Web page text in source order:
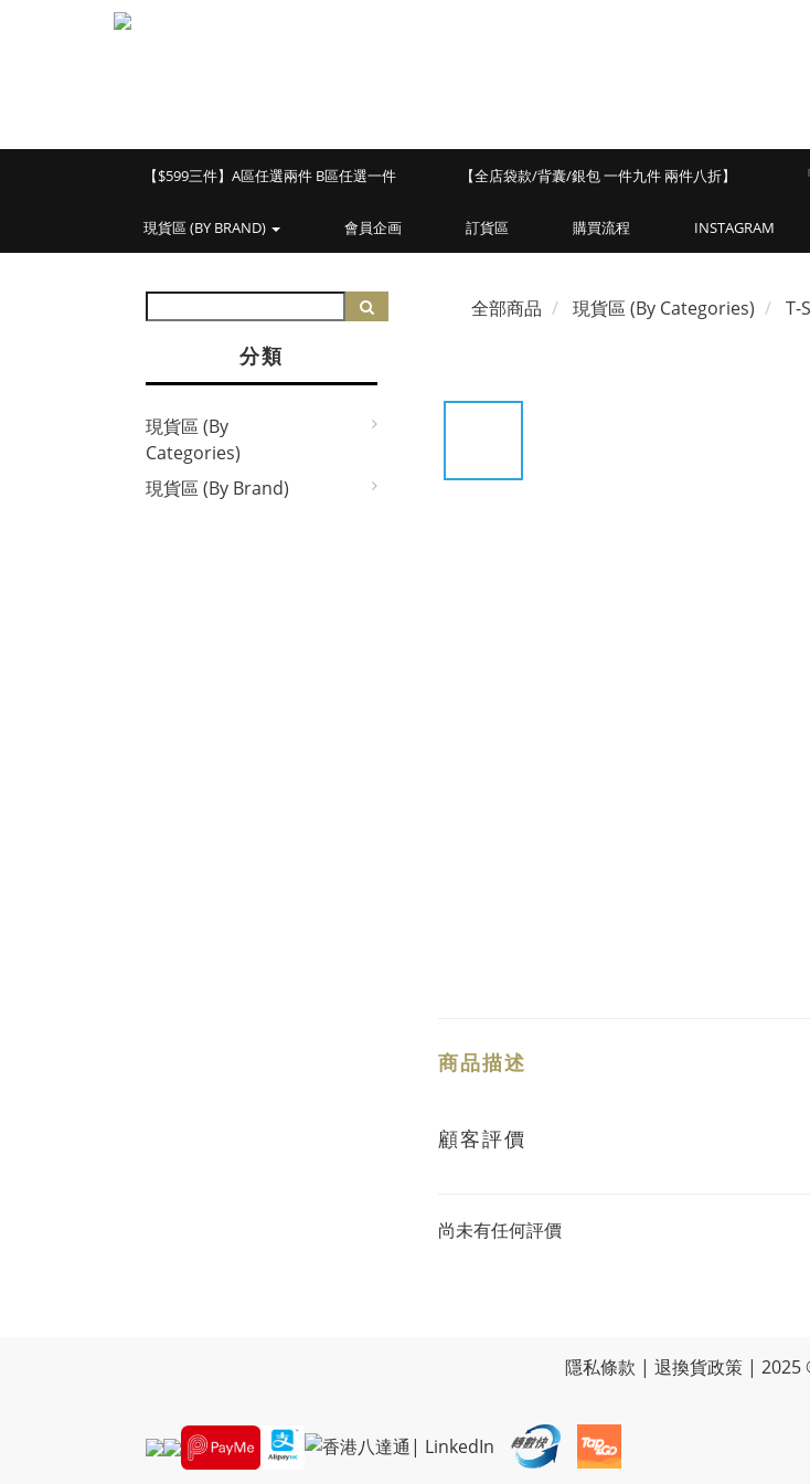
【$599三件】A區任選兩件 B區任選一件 【全店袋款/背囊/銀包 一件九件 兩件八折】
現貨區 (BY BRAND) 會員企画 訂貨區 購買流程 INSTAGRAM
分類
現貨區 (By
Categories)
現貨區 (By Brand)
全部商品 現貨區 (By Categories) T-
商品描述
顧客評價
尚未有任何評價
隱私條款 | 退換貨政策 | 2025